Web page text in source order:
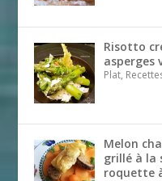
Risotto
asperges
Plat,
Melon
grillé à la
roquette